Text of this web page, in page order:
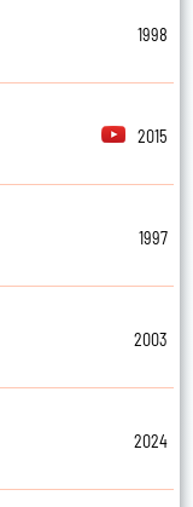
1998
2015
1997
2003
2024